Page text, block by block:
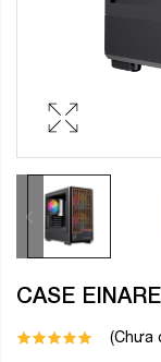
CASE
(Chưa